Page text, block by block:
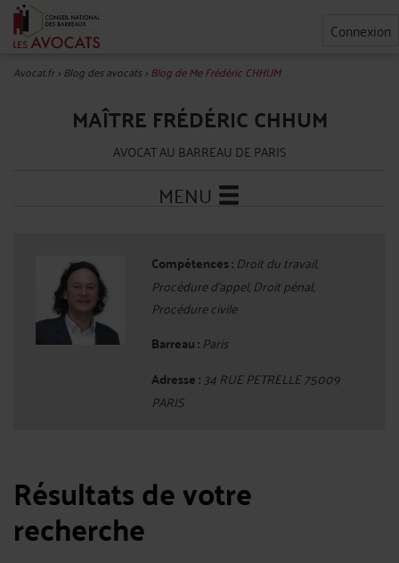
Connexion
Avocat.fr>Blog des avocats>Blog de Me Frédéric CHHUM
MAÎTRE FRÉDÉRIC CHHUM
AVOCAT AU BARREAU DE PARIS
MENU
Compétences : Droit du travail,
Procédure d'appel, Droit pénal,
Procédure civile
Barreau : Paris
Adresse :34 RUE PETRELLE 75009
PARIS
Résultats de votre
recherche